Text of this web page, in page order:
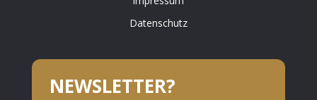
Datenschutz
NEWSLETTER?